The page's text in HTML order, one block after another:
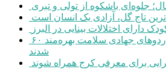
جلوه‌ای باشکوه از تولی و تبری
تاج گل، آزادی یک انسان است
۶۰ هزار البرزی از خدمات اردوهای جهادی سلامت بهره‌مند
شدند
برای معرفی کرج همراه شوند